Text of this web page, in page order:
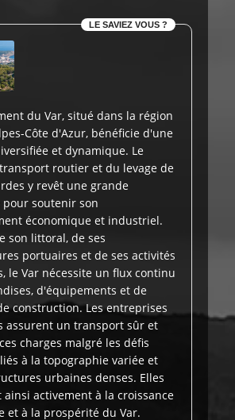
LE SAVIEZ VOUS ?
du Var, situé dans la région
Côte d'Azur, bénéficie d'une
et dynamique. Le
routier et du levage de
y revêt une grande
soutenir son
économique et industriel.
son littoral, de ses
portuaires et de ses activités
le Var nécessite un flux continu
d'équipements et de
construction. Les entreprises
assurent un transport sûr et
charges malgré les défis
à la topographie variée et
urbaines denses. Elles
activement à la croissance
et à la prospérité du Var.